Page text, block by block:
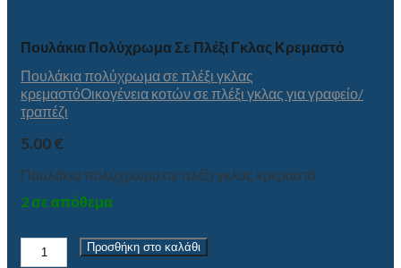
Πουλάκια Πολύχρωμα Σε Πλέξι Γκλας Κρεμαστό
Πουλάκια πολύχρωμα σε πλέξι γκλας
κρεμαστόΟικογένεια κοτών σε πλέξι γκλας για γραφείο/
τραπέζι
5.00€
Πουλάκια πολύχρωμα σε πλέξι γκλας κρεμαστό
2 σε απόθεμα
Πουλάκια
πολύχρωμα
Προσθήκη στο καλάθι